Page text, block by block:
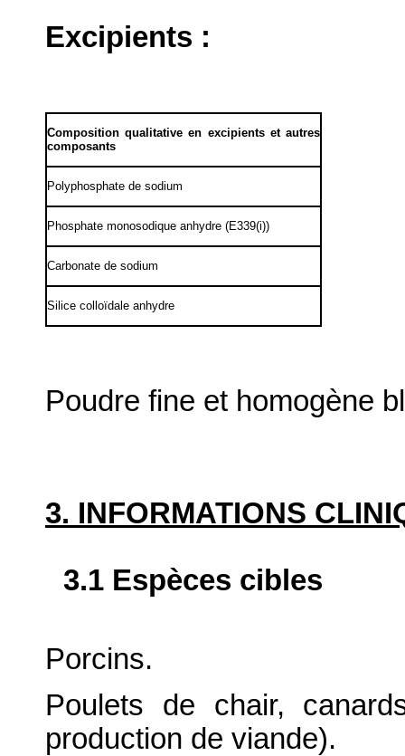
Excipients :
Composition qualitative en excipients et autres
composants
Polyphosphate de sodium
Phosphate monosodique anhydre (E339(i))
Carbonate de sodium
Silice colloïdale anhydre
Poudre fine et homogène
3. INFORMATIONS
3.1 Espèces cibles
Porcins.
Poulets de chair,
production de viande).